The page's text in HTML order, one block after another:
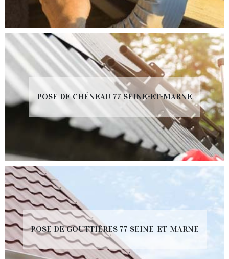
POSE DE CHÉNEAU 77 SEINE-ET-MARNE
POSE DE GOUTTIÈRES 77 SEINE-ET-MARNE